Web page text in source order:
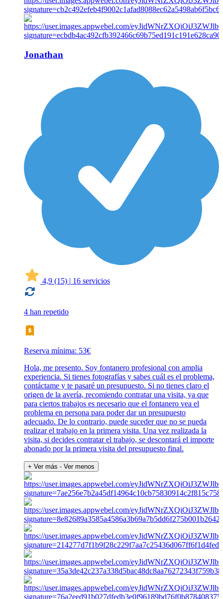
Jonathan
4,9 (15) | 16 servicios
4 han repetido
Reserva mínima: 53€
Hola, me presento. Soy fontanero profesional con amplia
experiencia. Si tienes fotografías y sabes cuál es el problema,
contáctame y te pasaré un presupuesto. Si no tienes claro el
origen de la avería, recomiendo contratar una visita, ya que
para ciertos trabajos es necesario que el fontanero vea el
problema en persona para poder dar un presupuesto
adecuado. De lo contrario, puede suceder que no se pueda
realizar el trabajo en la primera visita. Una vez realizada la
visita, si decides contratar el trabajo, se descontará el importe
abonado por la primera visita del presupuesto final.
+ Ver más - Ver menos